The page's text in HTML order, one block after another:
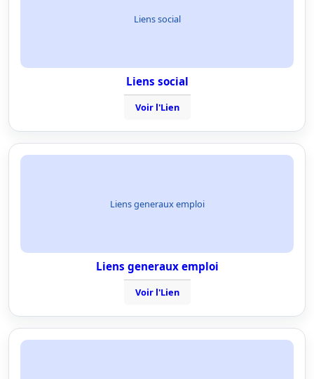
Liens social
Liens social
Voir l'Lien
Liens generaux emploi
Liens generaux emploi
Voir l'Lien